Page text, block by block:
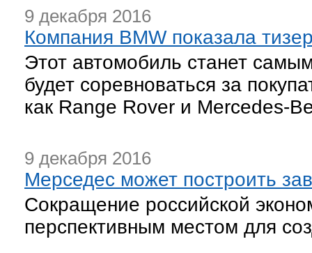
9 декабря 2016
Компания BMW показала
Этот автомобиль станет
будет соревноваться за
как Range Rover и Mercedes-
9 декабря 2016
Мерседес может построить
Cокращение российской
перспективным местом для